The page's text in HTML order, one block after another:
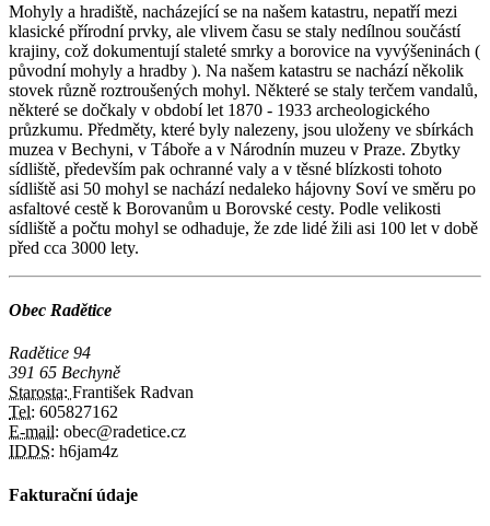
Mohyly a hradiště, nacházející se na našem katastru, nepatří mezi
klasické přírodní prvky, ale vlivem času se staly nedílnou součástí
krajiny, což dokumentují staleté smrky a borovice na vyvýšeninách (
původní mohyly a hradby ). Na našem katastru se nachází několik
stovek různě roztroušených mohyl. Některé se staly terčem vandalů,
některé se dočkaly v období let 1870 - 1933 archeologického
průzkumu. Předměty, které byly nalezeny, jsou uloženy ve sbírkách
muzea v Bechyni, v Táboře a v Národnín muzeu v Praze. Zbytky
sídliště, především pak ochranné valy a v těsné blízkosti tohoto
sídliště asi 50 mohyl se nachází nedaleko hájovny Soví ve směru po
asfaltové cestě k Borovanům u Borovské cesty. Podle velikosti
sídliště a počtu mohyl se odhaduje, že zde lidé žili asi 100 let v době
před cca 3000 lety.
Obec Radětice
Radětice 94
391 65 Bechyně
Starosta: František Radvan
Tel: 605827162
E-mail: obec@radetice.cz
IDDS: h6jam4z
Fakturační údaje